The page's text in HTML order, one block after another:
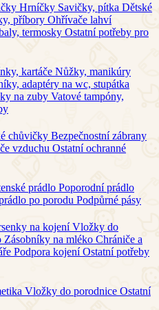
Hrníčky Savičky, pítka Dětské
příbory Ohřívače lahví
termosky Ostatní potřeby pro
kartáče Nůžky, manikúry
adaptéry na wc, stupátka
na zuby Vatové tampóny,
chůvičky Bezpečnostní zábrany
vzduchu Ostatní ochranné
prádlo Poporodní prádlo
po porodu Podpůrné pásy
na kojení Vložky do
Zásobníky na mléko Chrániče a
Podpora kojení Ostatní potřeby
Vložky do porodnice Ostatní